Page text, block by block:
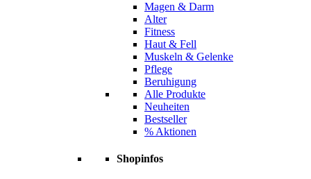
Magen & Darm
Alter
Fitness
Haut & Fell
Muskeln & Gelenke
Pflege
Beruhigung
Alle Produkte
Neuheiten
Bestseller
% Aktionen
Shopinfos